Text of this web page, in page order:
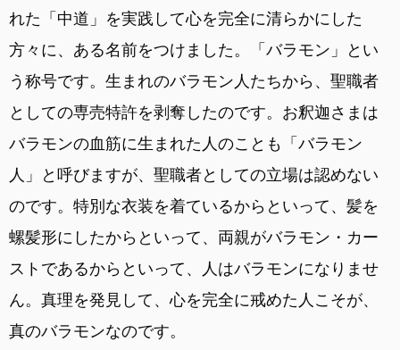
れた「中道」を実践して心を完全に清らかにした
方々に、ある名前をつけました。「バラモン」とい
う称号です。生まれのバラモン人たちから、聖職者
としての専売特許を剥奪したのです。お釈迦さまは
バラモンの血筋に生まれた人のことも「バラモン
人」と呼びますが、聖職者としての立場は認めない
のです。特別な衣装を着ているからといって、髪を
螺髪形にしたからといって、両親がバラモン・カー
ストであるからといって、人はバラモンになりませ
ん。真理を発見して、心を完全に戒めた人こそが、
真のバラモンなのです。